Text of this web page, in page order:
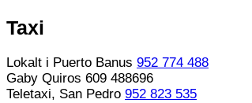
Taxi
Lokalt i Puerto Banus 952 774 488
Gaby Quiros 609 488696
Teletaxi, San Pedro 952 823 535